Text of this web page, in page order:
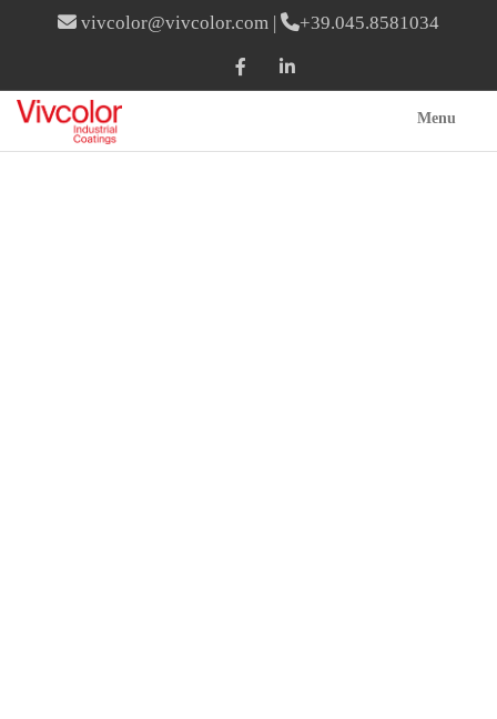
vivcolor@vivcolor.com | +39.045.8581034
Menu